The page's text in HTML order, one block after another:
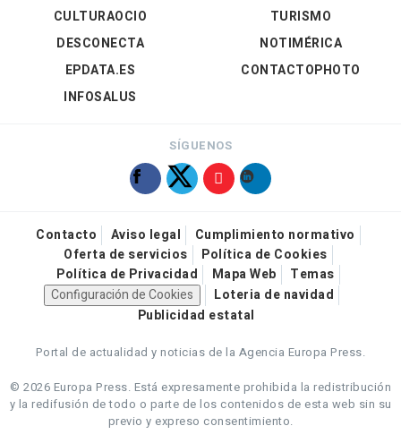
CULTURAOCIO
DESCONECTA
EPDATA.ES
INFOSALUS
TURISMO
NOTIMÉRICA
CONTACTOPHOTO
SÍGUENOS
Contacto Aviso legal
Cumplimiento normativo
Oferta de servicios
Política de Cookies
Política de Privacidad
Mapa Web
Temas
Configuración de Cookies
Loteria de navidad
Publicidad estatal
Portal de actualidad y noticias de la Agencia Europa Press.
© 2026 Europa Press. Está expresamente prohibida la redistribución
y la redifusión de todo o parte de los contenidos de esta web sin su
previo y expreso consentimiento.